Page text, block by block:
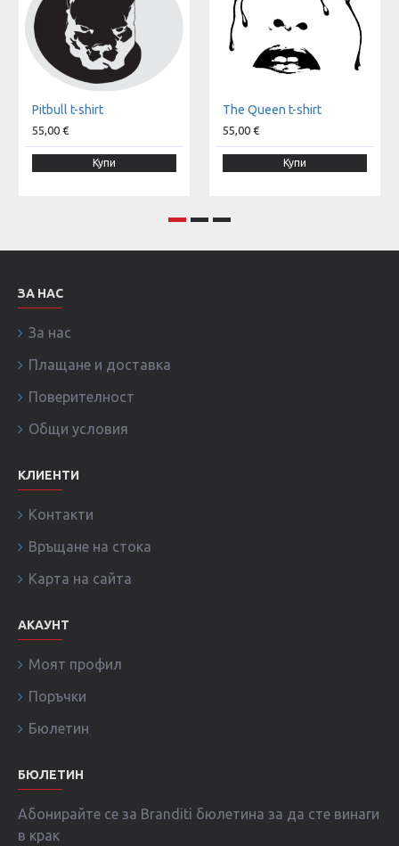
Pitbull t-shirt
55,00 €
Купи
The Queen t-shirt
55,00 €
Купи
ЗА НАС
За нас
Плащане и доставка
Поверителност
Общи условия
КЛИЕНТИ
Контакти
Връщане на стока
Карта на сайта
АКАУНТ
Моят профил
Поръчки
Бюлетин
БЮЛЕТИН
Абонирайте се за Branditi бюлетина за да сте винаги
в крак